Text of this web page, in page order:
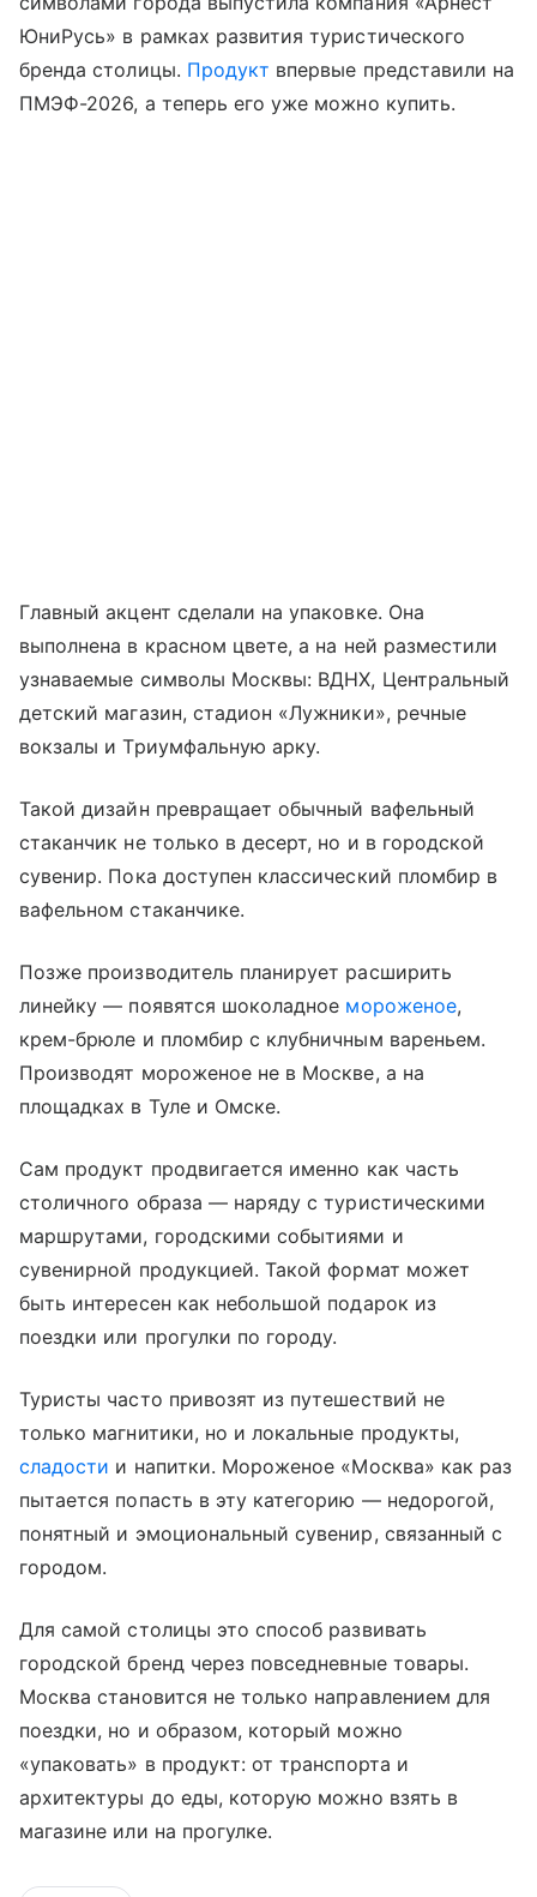
ЮниРусь» в рамках развития туристического
бренда столицы. Продукт впервые представили на
ПМЭФ-2026, а теперь его уже можно купить.
Главный акцент сделали на упаковке. Она
выполнена в красном цвете, а на ней разместили
узнаваемые символы Москвы: ВДНХ, Центральный
детский магазин, стадион «Лужники», речные
вокзалы и Триумфальную арку.
Такой дизайн превращает обычный вафельный
стаканчик не только в десерт, но и в городской
сувенир. Пока доступен классический пломбир в
вафельном стаканчике.
Позже производитель планирует расширить
линейку — появятся шоколадное мороженое,
крем-брюле и пломбир с клубничным вареньем.
Производят мороженое не в Москве, а на
площадках в Туле и Омске.
Сам продукт продвигается именно как часть
столичного образа — наряду с туристическими
маршрутами, городскими событиями и
сувенирной продукцией. Такой формат может
быть интересен как небольшой подарок из
поездки или прогулки по городу.
Туристы часто привозят из путешествий не
только магнитики, но и локальные продукты,
сладости и напитки. Мороженое «Москва» как раз
пытается попасть в эту категорию — недорогой,
понятный и эмоциональный сувенир, связанный с
городом.
Для самой столицы это способ развивать
городской бренд через повседневные товары.
Москва становится не только направлением для
поездки, но и образом, который можно
«упаковать» в продукт: от транспорта и
архитектуры до еды, которую можно взять в
магазине или на прогулке.